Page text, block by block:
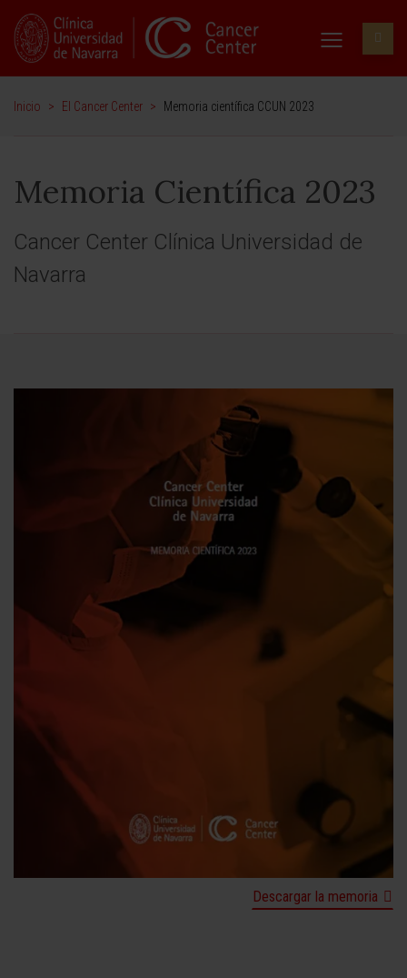
Inicio > El Cancer Center > Memoria científica CCUN 2023
Memoria Científica 2023
Cancer Center Clínica Universidad de
Navarra
Descargar la memoria